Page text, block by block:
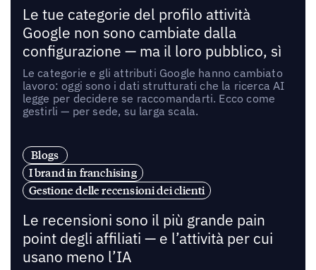
Le tue categorie del profilo attività
Google non sono cambiate dalla
configurazione — ma il loro pubblico, sì
Le categorie e gli attributi Google hanno cambiato
lavoro: oggi sono i dati strutturati che la ricerca AI
legge per decidere se raccomandarti. Ecco come
gestirli — per sede, su larga scala.
Blogs
I brand in franchising
Gestione delle recensioni dei clienti
Le recensioni sono il più grande pain
point degli affiliati — e l’attività per cui
usano meno l’IA